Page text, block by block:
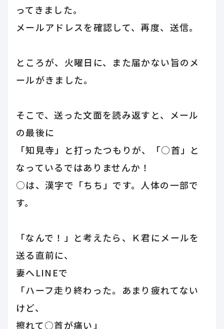
ってきました。
メールアドレスを確認して、再度、送信。
ところが、火曜日に、また届かない旨のメ
ールがきました。
そこで、送った文面を読み返すと、メール
の最後に
「知見寺」と打ったつもりが、「○首」と
なっているではありませんか！
○は、漢字で「ちち」です。人体の一部で
す。
「なんで！」と考えたら、Ｋ君にメールを
送る直前に、
妻へLINEで
「ハーフ走り終わった。あまり疲れてない
けど、
擦れて○首が痛い」